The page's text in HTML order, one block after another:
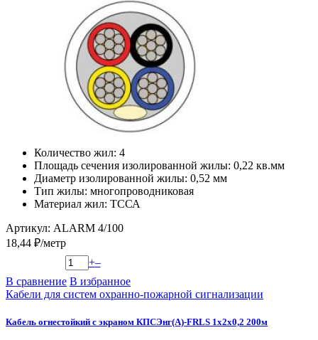
Количество жил: 4
Площадь сечения изолированной жилы: 0,22 кв.мм
Диаметр изолированной жилы: 0,52 мм
Тип жилы: многопроводниковая
Материал жил: ТССА
Артикул: ALARM 4/100
18,44 ₽/метр
+–
В сравнение В избранное
Кабели для систем охранно-пожарной сигнализации
Кабель огнестойкий с экраном КПСЭнг(А)-FRLS 1x2x0,2 200м